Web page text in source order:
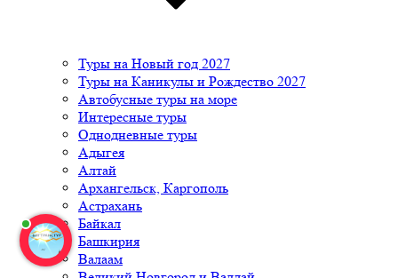
Туры на Новый год 2027
Туры на Каникулы и Рождество 2027
Автобусные туры на море
Интересные туры
Однодневные туры
Адыгея
Алтай
Архангельск, Каргополь
Астрахань
Байкал
Башкирия
Валаам